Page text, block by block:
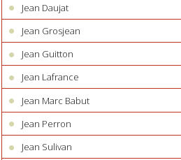
Jean Daujat
Jean Grosjean
Jean Guitton
Jean Lafrance
Jean Marc Babut
Jean Perron
Jean Sulivan